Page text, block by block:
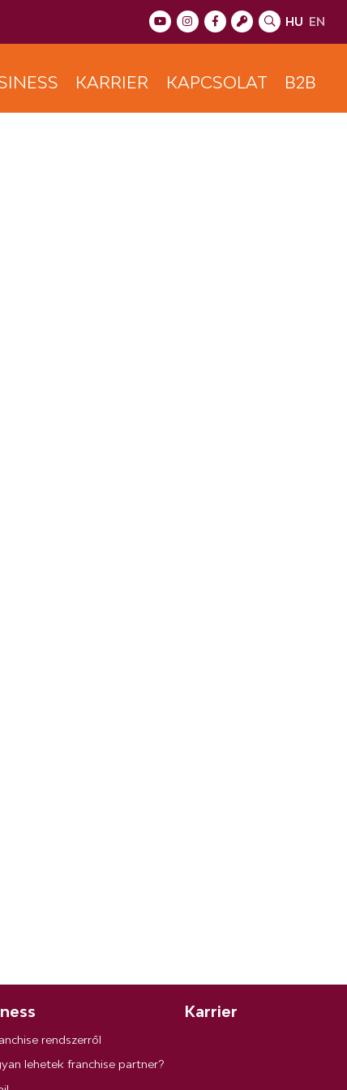
HU EN
KARRIER KAPCSOLAT B2B
rendszerről
lehetek franchise partner?
Karrier